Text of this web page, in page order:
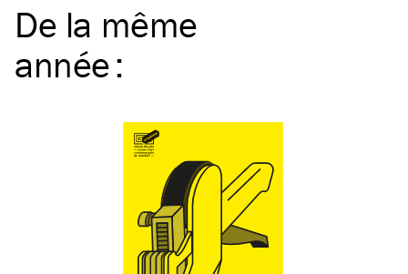
De la même
année: